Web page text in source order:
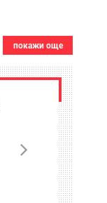
покажи още